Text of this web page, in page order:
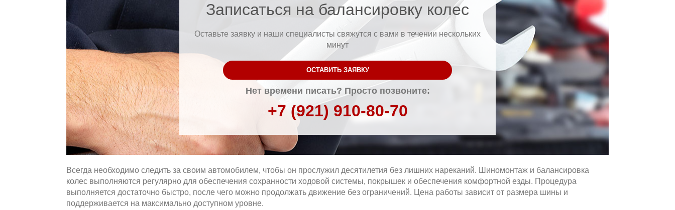
Записаться на балансировку колес
Оставьте заявку и наши специалисты свяжутся с вами в течении нескольких
минут
ОСТАВИТЬ ЗАЯВКУ
Нет времени писать? Просто позвоните:
+7 (921) 910-80-70
Всегда необходимо следить за своим автомобилем, чтобы он прослужил десятилетия без лишних нареканий. Шиномонтаж и балансировка
колес выполняются регулярно для обеспечения сохранности ходовой системы, покрышек и обеспечения комфортной езды. Процедура
выполняется достаточно быстро, после чего можно продолжать движение без ограничений. Цена работы зависит от размера шины и
поддерживается на максимально доступном уровне.